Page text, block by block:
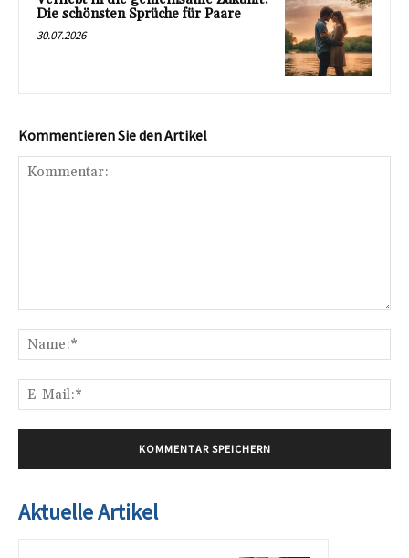
Die schönsten Sprüche für Paare
30.07.2026
Kommentieren Sie den Artikel
Aktuelle Artikel